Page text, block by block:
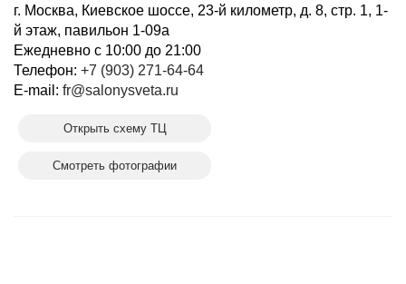
г. Москва, Киевское шоссе, 23-й километр, д. 8, стр. 1, 1-
й этаж, павильон 1-09а
Ежедневно с 10:00 до 21:00
Телефон: +7 (903) 271-64-64
E-mail: fr@salonysveta.ru
Открыть схему ТЦ
Смотреть фотографии